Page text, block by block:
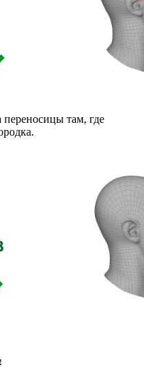
переносицы там, где